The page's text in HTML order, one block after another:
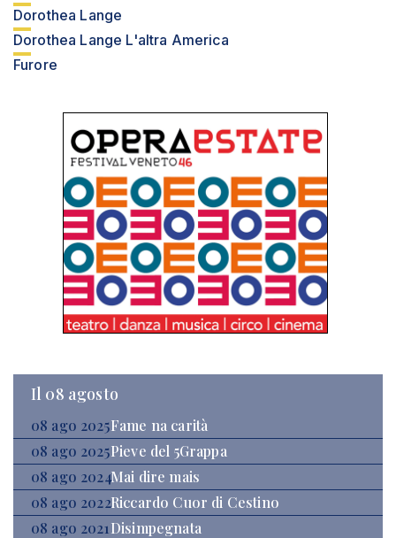
Dorothea Lange
Dorothea Lange L'altra America
Furore
Il 08 agosto
08 ago 2025Fame na carità
08 ago 2025Pieve del 5Grappa
08 ago 2024Mai dire mais
08 ago 2022Riccardo Cuor di Cestino
08 ago 2021Disimpegnata